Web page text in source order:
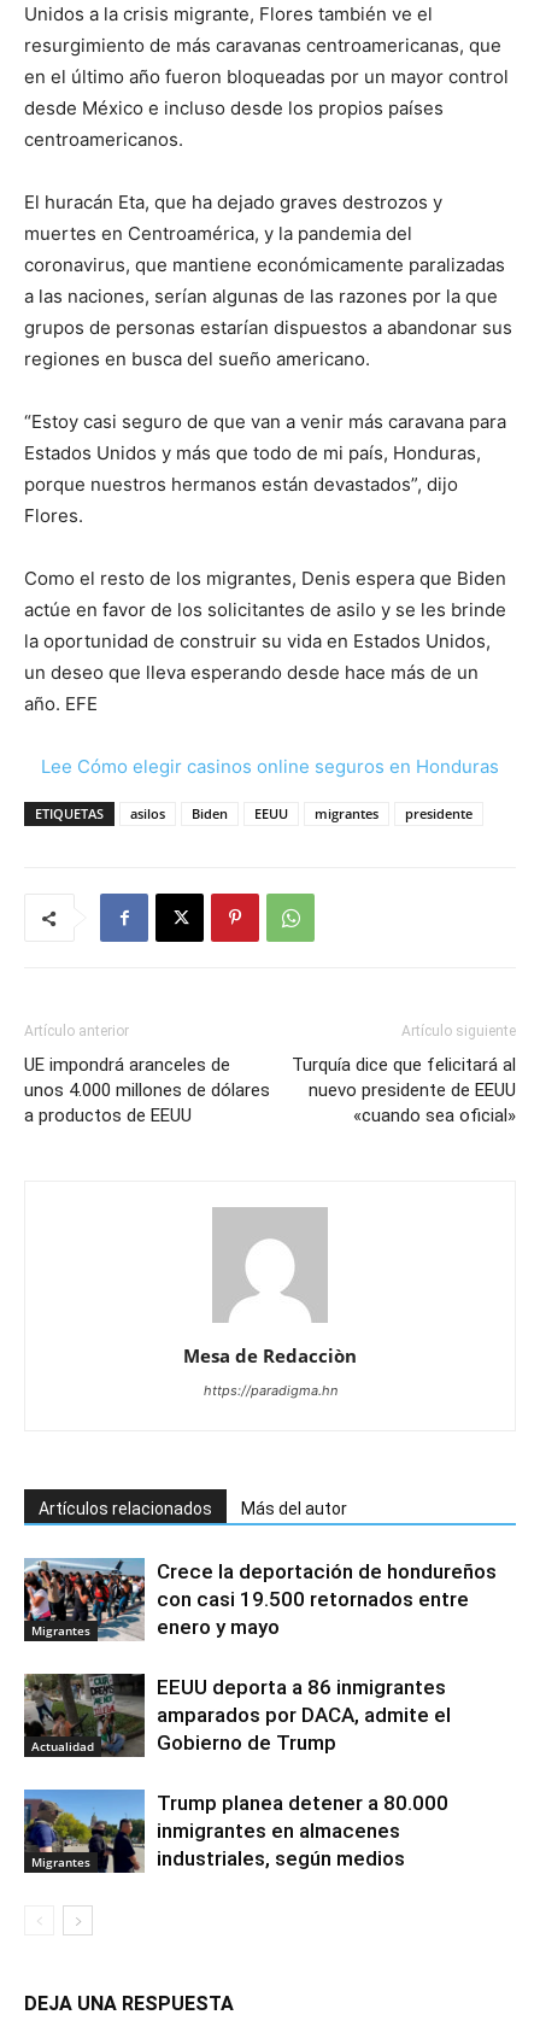
Unidos a la crisis migrante, Flores también ve el
resurgimiento de más caravanas centroamericanas, que
en el último año fueron bloqueadas por un mayor control
desde México e incluso desde los propios países
centroamericanos.
El huracán Eta, que ha dejado graves destrozos y
muertes en Centroamérica, y la pandemia del
coronavirus, que mantiene económicamente paralizadas
a las naciones, serían algunas de las razones por la que
grupos de personas estarían dispuestos a abandonar sus
regiones en busca del sueño americano.
“Estoy casi seguro de que van a venir más caravana para
Estados Unidos y más que todo de mi país, Honduras,
porque nuestros hermanos están devastados”, dijo
Flores.
Como el resto de los migrantes, Denis espera que Biden
actúe en favor de los solicitantes de asilo y se les brinde
la oportunidad de construir su vida en Estados Unidos,
un deseo que lleva esperando desde hace más de un
año. EFE
Lee Cómo elegir casinos online seguros en Honduras
ETIQUETAS asilos Biden EEUU migrantes presidente
Artículo anterior
UE impondrá aranceles de
unos 4.000 millones de dólares
a productos de EEUU
Artículo siguiente
Turquía dice que felicitará al
nuevo presidente de EEUU
«cuando sea oficial»
Mesa de Redacciòn
https://paradigma.hn
Artículos relacionados Más del autor
Migrantes
Crece la deportación de hondureños
con casi 19.500 retornados entre
enero y mayo
Actualidad
EEUU deporta a 86 inmigrantes
amparados por DACA, admite el
Gobierno de Trump
Migrantes
Trump planea detener a 80.000
inmigrantes en almacenes
industriales, según medios
DEJA UNA RESPUESTA